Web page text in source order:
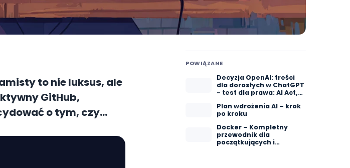
to nie luksus, ale
GitHub,
o tym, czy
Cię postrzegają
strategie budowania
POWIĄZANE
Decyzja OpenAI: treści
dla dorosłych w ChatGPT
- test dla prawa: AI Act,
Plan wdrożenia AI – krok
po kroku
Docker – Kompletny
przewodnik dla
początkujących i